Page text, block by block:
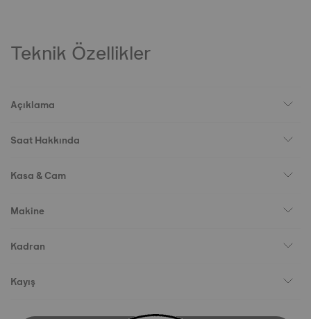
Teknik Özellikler
Açıklama
Saat Hakkında
Kasa & Cam
Makine
Kadran
Kayış